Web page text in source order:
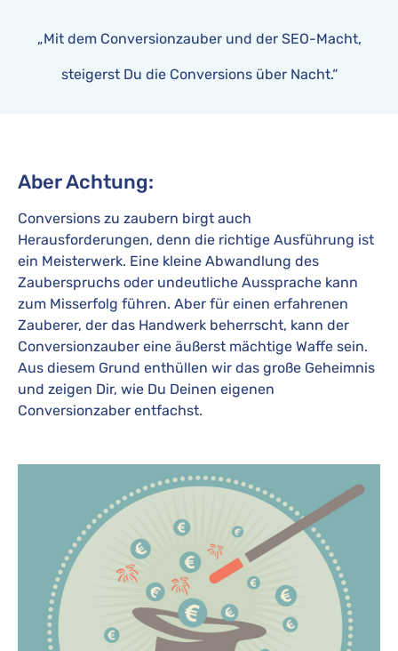
„Mit dem Conversionzauber und der SEO-Macht,
steigerst Du die Conversions über Nacht.“
Aber Achtung:
Conversions zu zaubern birgt auch
Herausforderungen, denn die richtige Ausführung ist
ein Meisterwerk. Eine kleine Abwandlung des
Zauberspruchs oder undeutliche Aussprache kann
zum Misserfolg führen. Aber für einen erfahrenen
Zauberer, der das Handwerk beherrscht, kann der
Conversionzauber eine äußerst mächtige Waffe sein.
Aus diesem Grund enthüllen wir das große Geheimnis
und zeigen Dir, wie Du Deinen eigenen
Conversionzaber entfachst.